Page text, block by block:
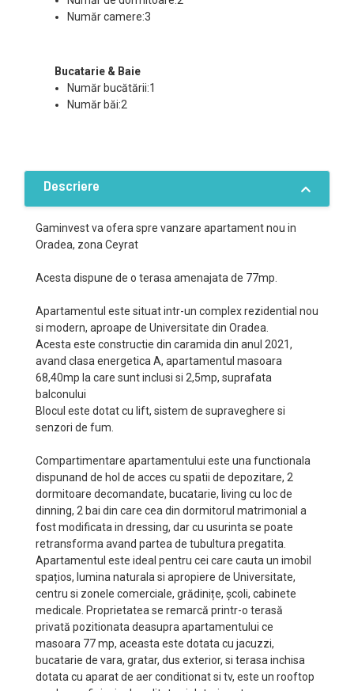
Număr camere:3
Bucatarie & Baie
Număr bucătării:1
Număr băi:2
Descriere
Gaminvest va ofera spre vanzare apartament nou in
Oradea, zona Ceyrat
Acesta dispune de o terasa amenajata de 77mp.
Apartamentul este situat intr-un complex rezidential nou
si modern, aproape de Universitate din Oradea.
Acesta este constructie din caramida din anul 2021,
avand clasa energetica A, apartamentul masoara
68,40mp la care sunt inclusi si 2,5mp, suprafata
balconului
Blocul este dotat cu lift, sistem de supraveghere si
senzori de fum.
Compartimentare apartamentului este una functionala
dispunand de hol de acces cu spatii de depozitare, 2
dormitoare decomandate, bucatarie, living cu loc de
dinning, 2 bai din care cea din dormitorul matrimonial a
fost modificata in dressing, dar cu usurinta se poate
retransforma avand partea de tubultura pregatita.
Apartamentul este ideal pentru cei care cauta un imobil
spațios, lumina naturala si apropiere de Universitate,
centru si zonele comerciale, grădinițe, școli, cabinete
medicale. Proprietatea se remarcă printr-o terasă
privată pozitionata deasupra apartamentului ce
masoara 77 mp, aceasta este dotata cu jacuzzi,
bucatarie de vara, gratar, dus exterior, si terasa inchisa
dotata cu aparat de aer conditionat si tv, este un rooftop